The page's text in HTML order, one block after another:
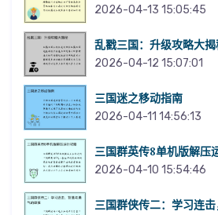
2026-04-13 15:05:45
乱戳三国：升级攻略大揭
2026-04-12 15:07:01
三国迷之移动指南
2026-04-11 14:56:13
三国群英传8单机版解压
2026-04-10 15:54:46
三国群侠传二：学习连